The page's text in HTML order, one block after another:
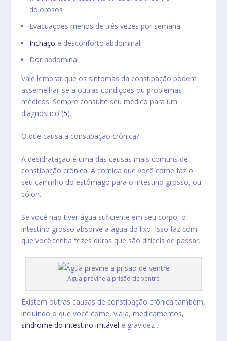
dolorosos
Evacuações menos de três vezes por semana
Inchaço e desconforto abdominal
Dor abdominal
Vale lembrar que os sintomas da constipação podem
assemelhar-se a outras condições ou problemas
médicos. Sempre consulte seu médico para um
diagnóstico (5).
O que causa a constipação crônica?
A desidratação é uma das causas mais comuns de
constipação crônica. A comida que você come faz o
seu caminho do estômago para o intestino grosso, ou
cólon.
Se você não tiver água suficiente em seu corpo, o
intestino grosso absorve a água do lixo. Isso faz com
que você tenha fezes duras que são difíceis de passar.
Água previne a prisão de ventre
Existem outras causas de constipação crônica também,
incluindo o que você come, viaja, medicamentos,
síndrome do intestino irritável e gravidez .